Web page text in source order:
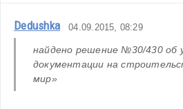
Dedushka 04.09.2015, 08:29
найдено решение №30/430 об
документации на
мир»